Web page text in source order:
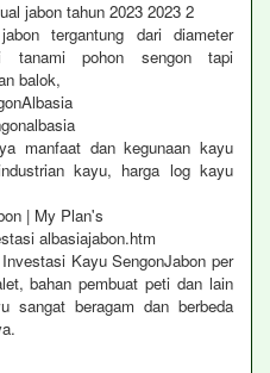
jabon tahun 2023 2023 2
tergantung dari diameter
pohon sengon tapi
balok,
manfaat dan kegunaan kayu
kayu, harga log kayu
| My Plan's
albasiajabon.htm
Kayu SengonJabon per
bahan pembuat peti dan lain
sangat beragam dan berbeda